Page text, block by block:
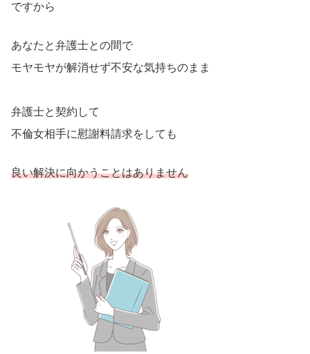
ですから
あなたと弁護士との間で
モヤモヤが解消せず不安な気持ちのまま
弁護士と契約して
不倫女相手に慰謝料請求をしても
良い解決に向かうことはありません